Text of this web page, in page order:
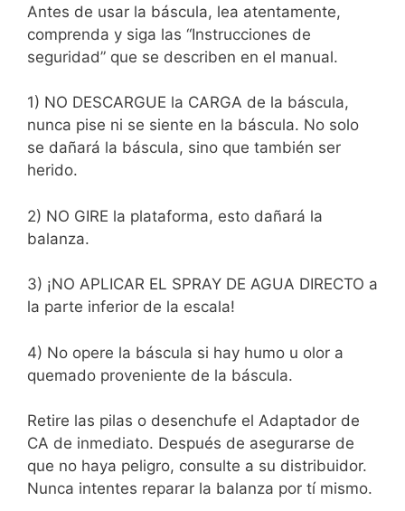
Antes de usar la báscula, lea atentamente,
comprenda y siga las “Instrucciones de
seguridad” que se describen en el manual.
1) NO DESCARGUE la CARGA de la báscula,
nunca pise ni se siente en la báscula. No solo
se dañará la báscula, sino que también ser
herido.
2) NO GIRE la plataforma, esto dañará la
balanza.
3) ¡NO APLICAR EL SPRAY DE AGUA DIRECTO a
la parte inferior de la escala!
4) No opere la báscula si hay humo u olor a
quemado proveniente de la báscula.
Retire las pilas o desenchufe el Adaptador de
CA de inmediato. Después de asegurarse de
que no haya peligro, consulte a su distribuidor.
Nunca intentes reparar la balanza por tí mismo.